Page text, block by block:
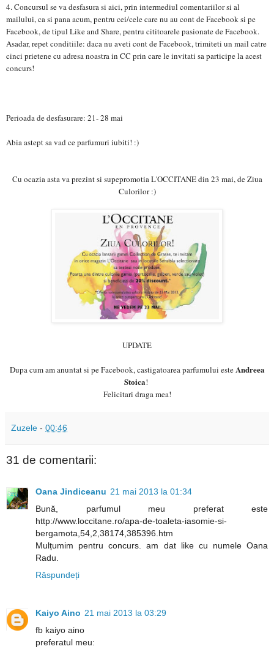
4. Concursul se va desfasura si aici, prin intermediul comentariilor si al
mailului, ca si pana acum, pentru cei/cele care nu au cont de Facebook si pe
Facebook, de tipul Like and Share, pentru cititoarele pasionate de Facebook.
Asadar, repet conditiile: daca nu aveti cont de Facebook, trimiteti un mail catre
cinci prietene cu adresa noastra in CC prin care le invitati sa participe la acest
concurs!
Perioada de desfasurare: 21- 28 mai
Abia astept sa vad ce parfumuri iubiti! :)
Cu ocazia asta va prezint si supepromotia L'OCCITANE din 23 mai, de Ziua
Culorilor :)
UPDATE
Dupa cum am anuntat si pe Facebook, castigatoarea parfumului este Andreea
Stoica!
Felicitari draga mea!
Zuzele - 00:46
31 de comentarii:
Oana Jindiceanu 21 mai 2013 la 01:34
Bună, parfumul meu preferat este
http://www.loccitane.ro/apa-de-toaleta-iasomie-si-
bergamota,54,2,38174,385396.htm
Mulțumim pentru concurs. am dat like cu numele Oana
Radu.
Răspundeți
Kaiyo Aino 21 mai 2013 la 03:29
fb kaiyo aino
preferatul meu: